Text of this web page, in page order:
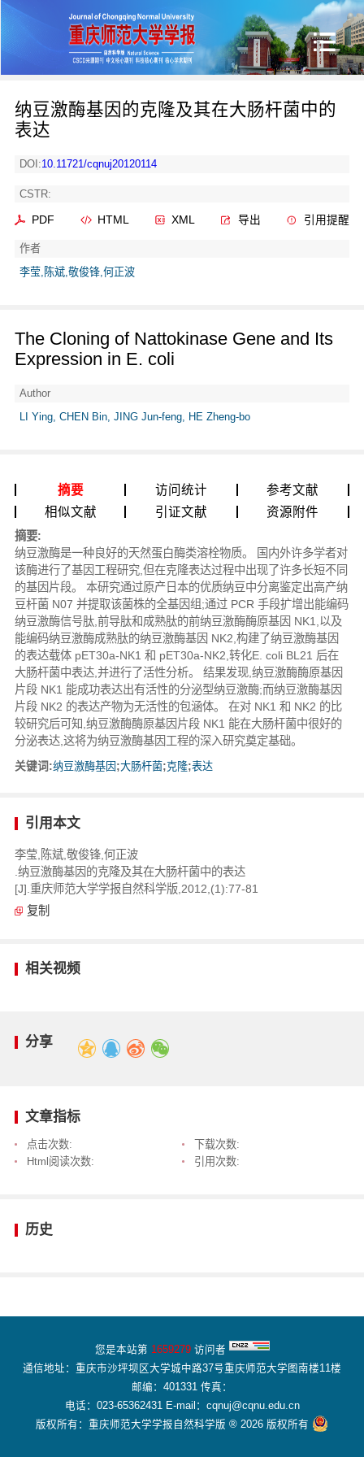
纳豆激酶基因的克隆及其在大肠杆菌中的
表达
DOI:10.11721/cqnuj20120114
CSTR:
PDF HTML XML 导出 引用提醒
作者
李莹,陈斌,敬俊锋,何正波
The Cloning of Nattokinase Gene and Its
Expression in E. coli
Author
LI Ying, CHEN Bin, JING Jun-feng, HE Zheng-bo
摘要 访问统计
参考文献
相似文献
引证文献 资源附件
摘要:
纳豆激酶是一种良好的天然蛋白酶类溶栓物质。 国内外许多学者对
该酶进行了基因工程研究,但在克隆表达过程中出现了许多长短不同
的基因片段。 本研究通过原产日本的优质纳豆中分离鉴定出高产纳
豆杆菌 N07 并提取该菌株的全基因组;通过 PCR 手段扩增出能编码
纳豆激酶信号肽,前导肽和成熟肽的前纳豆激酶酶原基因 NK1,以及
能编码纳豆激酶成熟肽的纳豆激酶基因 NK2,构建了纳豆激酶基因
的表达载体 pET30a-NK1 和 pET30a-NK2,转化E. coli BL21 后在
大肠杆菌中表达,并进行了活性分析。 结果发现,纳豆激酶酶原基因
片段 NK1 能成功表达出有活性的分泌型纳豆激酶;而纳豆激酶基因
片段 NK2 的表达产物为无活性的包涵体。 在对 NK1 和 NK2 的比
较研究后可知,纳豆激酶酶原基因片段 NK1 能在大肠杆菌中很好的
分泌表达,这将为纳豆激酶基因工程的深入研究奠定基础。
关键词:纳豆激酶基因 ;大肠杆菌;克隆;表达
引用本文
李莹,陈斌,敬俊锋,何正波
.纳豆激酶基因的克隆及其在大肠杆菌中的表达
[J].重庆师范大学学报自然科学版,2012,(1):77-81
复制
相关视频
分享
文章指标
点击次数:
下载次数:
Html阅读次数:
引用次数:
历史
您是本站第 1659279访问者
通信地址：重庆市沙坪坝区大学城中路37号重庆师范大学图南楼11楼
邮编：401331 传真：
电话：023-65362431 E-mail：cqnuj@cqnu.edu.cn
版权所有：重庆师范大学学报自然科学版 ® 2026 版权所有